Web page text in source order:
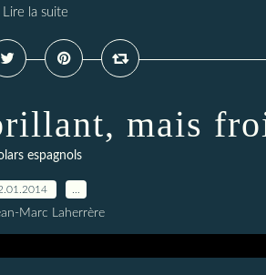
Lire la suite
mais
espagnols
Marc Laherrère